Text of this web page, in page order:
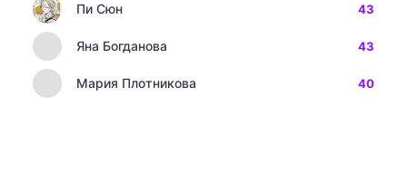
Пи Сюн 43
Яна Богданова 43
Мария Плотникова 40